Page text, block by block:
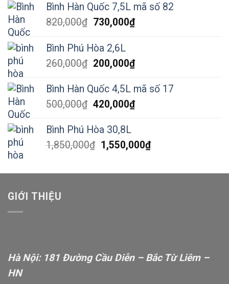
Bình Hàn Quốc 7,5L mã số 82
820,000₫ Giá
là:
820,000₫.
730,000₫Giá
là:
730,000₫.
Bình Phú Hòa 2,6L
260,000₫ Giá
là:
260,000₫.
200,000₫Giá
tại
là:
Bình Hàn Quốc 4,5L mã số 17
500,000₫ Giá
là:
500,000₫.
420,000₫Giá
là:
Bình Phú Hòa 30,8L
1,850,000₫ Giá
1,550,000₫Giá
GIỚI THIỆU
Hà Nội: 181 Đường Cầu Diễn – Bắc Từ Liêm –
HN